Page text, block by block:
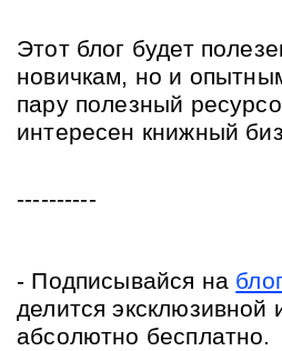
Этот блог будет
новичкам, но и
пару полезный
интересен книжный
----------
- Подписывайся на блог
делится
абсолютно бесплатно.